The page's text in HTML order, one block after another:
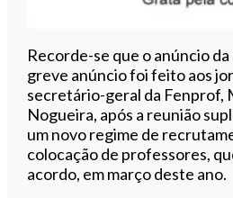
Recorde-se que o anúncio
greve anúncio foi feito aos
secretário-geral da Fenprof,
Nogueira, após a reunião
um novo regime de
colocação de professores,
acordo, em março deste ano.